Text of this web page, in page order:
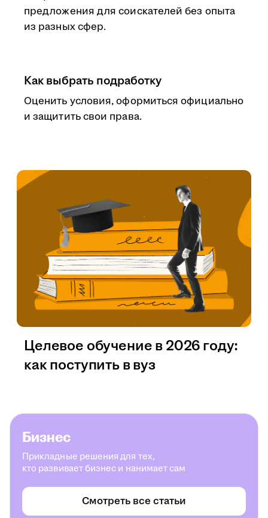
предложения для соискателей без опыта
из разных сфер.
Как выбрать подработку
Оценить условия, оформиться официально
и защитить свои права.
Целевое обучение в 2026 году:
как поступить в вуз
Бизнес
Прикладные решения для тех,
кто развивает бизнес и нанимает сам
Смотреть все статьи